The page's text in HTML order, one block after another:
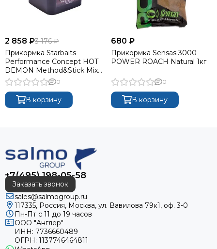
2 858 ₽3 176 ₽
Прикормка Starbaits
Performance Concept HOT
DEMON Method&Stick Mix
1.7кг
0
В корзину
680 ₽
Прикормка Sensas 3000
POWER ROACH Natural 1кг
0
В корзину
+7(495) 198-05-58
Заказать звонок
sales@salmogroup.ru
117335, Россия, Москва, ул. Вавилова 79к1, оф. 3-0
Пн-Пт с 11 до 19 часов
ООО "Англер"
ИНН: 7736660489
ОГРН: 1137746464811